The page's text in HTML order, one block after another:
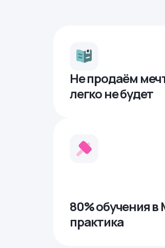
Не продаём
легко не будет
80% обучения в
практика